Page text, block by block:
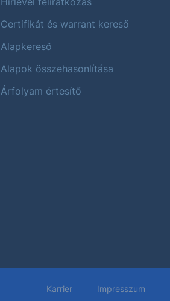
Certifikát és warrant kereső
Alapkereső
Alapok összehasonlítása
Árfolyam értesítő
Karrier Impresszum